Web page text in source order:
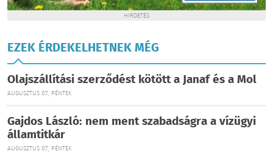
HIRDETÉS
EZEK ÉRDEKELHETNEK MÉG
Olajszállítási szerződést kötött a Janaf és a Mol
AUGUSZTUS 07., PÉNTEK
Gajdos László: nem ment szabadságra a vízügyi
államtitkár
AUGUSZTUS 07., PÉNTEK